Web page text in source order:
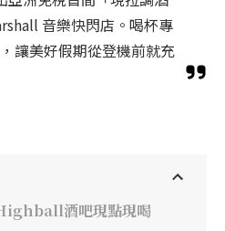
音樂快閃店。喝杯專
讓美好假期從登機前就充
酒吧現點現喝